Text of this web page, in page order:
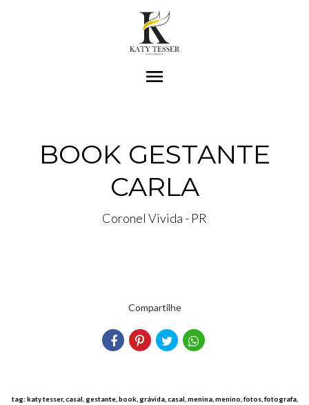
menu
BOOK GESTANTE
CARLA
Coronel Vivida - PR
Compartilhe
tag: katy tesser, casal, gestante, book, grávida, casal, menina, menino, fotos, fotografa,